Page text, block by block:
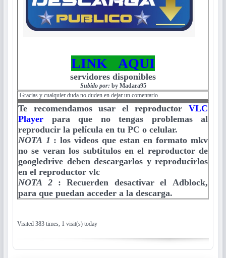
LINK AQUI
servidores disponibles
Subido por: by Madara95
Gracias y cualquier duda no duden en dejar un comentario
Te recomendamos usar el reproductor VLC
Player para que no tengas problemas al
reproducir la película en tu PC o celular.
NOTA 1 : los videos que estan en formato mkv
no se veran los subtitulos en el reproductor de
googledrive deben descargarlos y reproducirlos
en el reproductor vlc
NOTA 2 : Recuerden desactivar el Adblock,
para que puedan acceder a la descarga.
Visited 383 times, 1 visit(s) today